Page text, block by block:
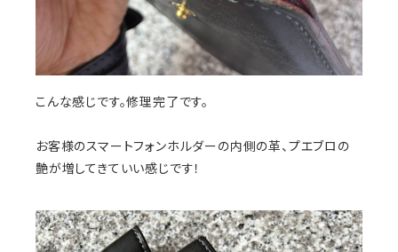
こんな感じです。修理完了です。
お客様のスマートフォンホルダーの内側の革、プエブロの
艶が増してきていい感じです！